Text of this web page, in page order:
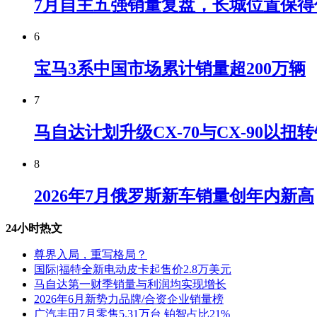
7月自主五强销量复盘，长城位置保得
6
宝马3系中国市场累计销量超200万辆
7
马自达计划升级CX-70与CX-90以扭
8
2026年7月俄罗斯新车销量创年内新高
24小时热文
尊界入局，重写格局？
国际|福特全新电动皮卡起售价2.8万美元
马自达第一财季销量与利润均实现增长
2026年6月新势力品牌/合资企业销量榜
广汽丰田7月零售5.31万台 铂智占比21%